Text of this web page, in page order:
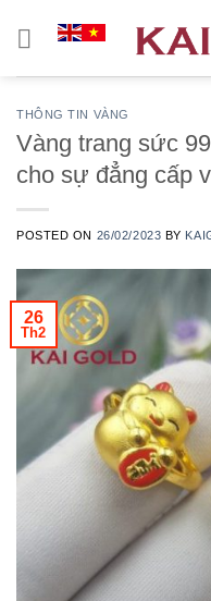
THÔNG TIN VÀNG
Vàng trang sức
cho sự đẳng cấp
POSTED ON 26/02/2023 BY
26
Th2